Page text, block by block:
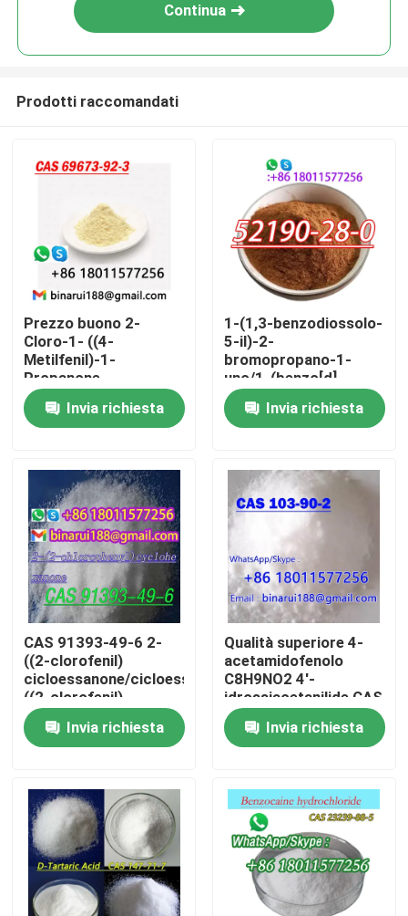
Casa.
Video
Su di noi
Visita alla fabbrica
Controllo della qualità
Chiedi un preventivo
Materie prime chimiche quotidiane
Materia prima dei prodotti chimici inorganici
mediatori chimici fini
Continua
Prodotti raccomandati
Prezzo buono 2-
Cloro-1- ((4-
Metilfenil)-1-
Propanone
C10H11ClO b-Cloro-
4-Metilpropiophenone
Cas 69673-92-3
Invia richiesta
1-(1,3-benzodiossolo-
5-il)-2-
bromopropano-1-
uno/1-(benzo[d]
[1,3]diossolo-5-il)-2-
bromopropano-1-uno
CAS 52190-28-0
Invia richiesta
CAS 91393-49-6 2-
((2-clorofenil)
cicloessanone/cicloessanone,2-
((2-clorofenil)
Invia richiesta
Qualità superiore 4-
acetamidofenolo
C8H9NO2 4'-
idrossiacetanilide CAS
103-90-2
Invia richiesta